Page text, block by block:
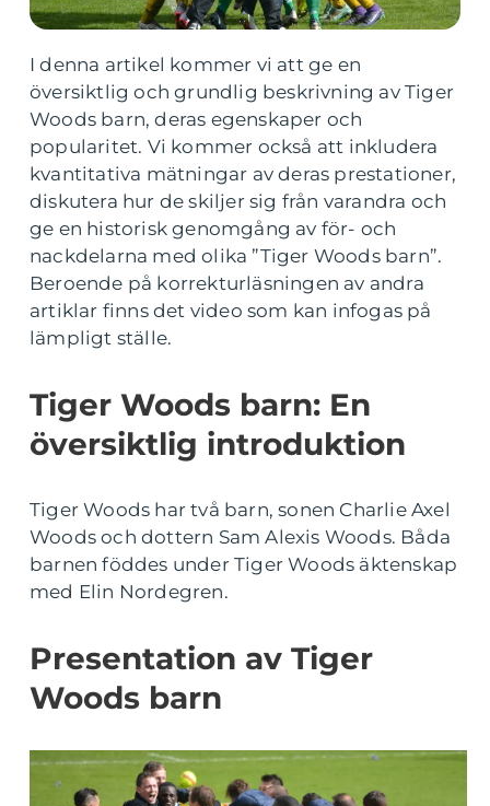
I denna artikel kommer vi att ge en
översiktlig och grundlig beskrivning av Tiger
Woods barn, deras egenskaper och
popularitet. Vi kommer också att inkludera
kvantitativa mätningar av deras prestationer,
diskutera hur de skiljer sig från varandra och
ge en historisk genomgång av för- och
nackdelarna med olika ”Tiger Woods barn”.
Beroende på korrekturläsningen av andra
artiklar finns det video som kan infogas på
lämpligt ställe.
Tiger Woods barn: En
översiktlig introduktion
Tiger Woods har två barn, sonen Charlie Axel
Woods och dottern Sam Alexis Woods. Båda
barnen föddes under Tiger Woods äktenskap
med Elin Nordegren.
Presentation av Tiger
Woods barn